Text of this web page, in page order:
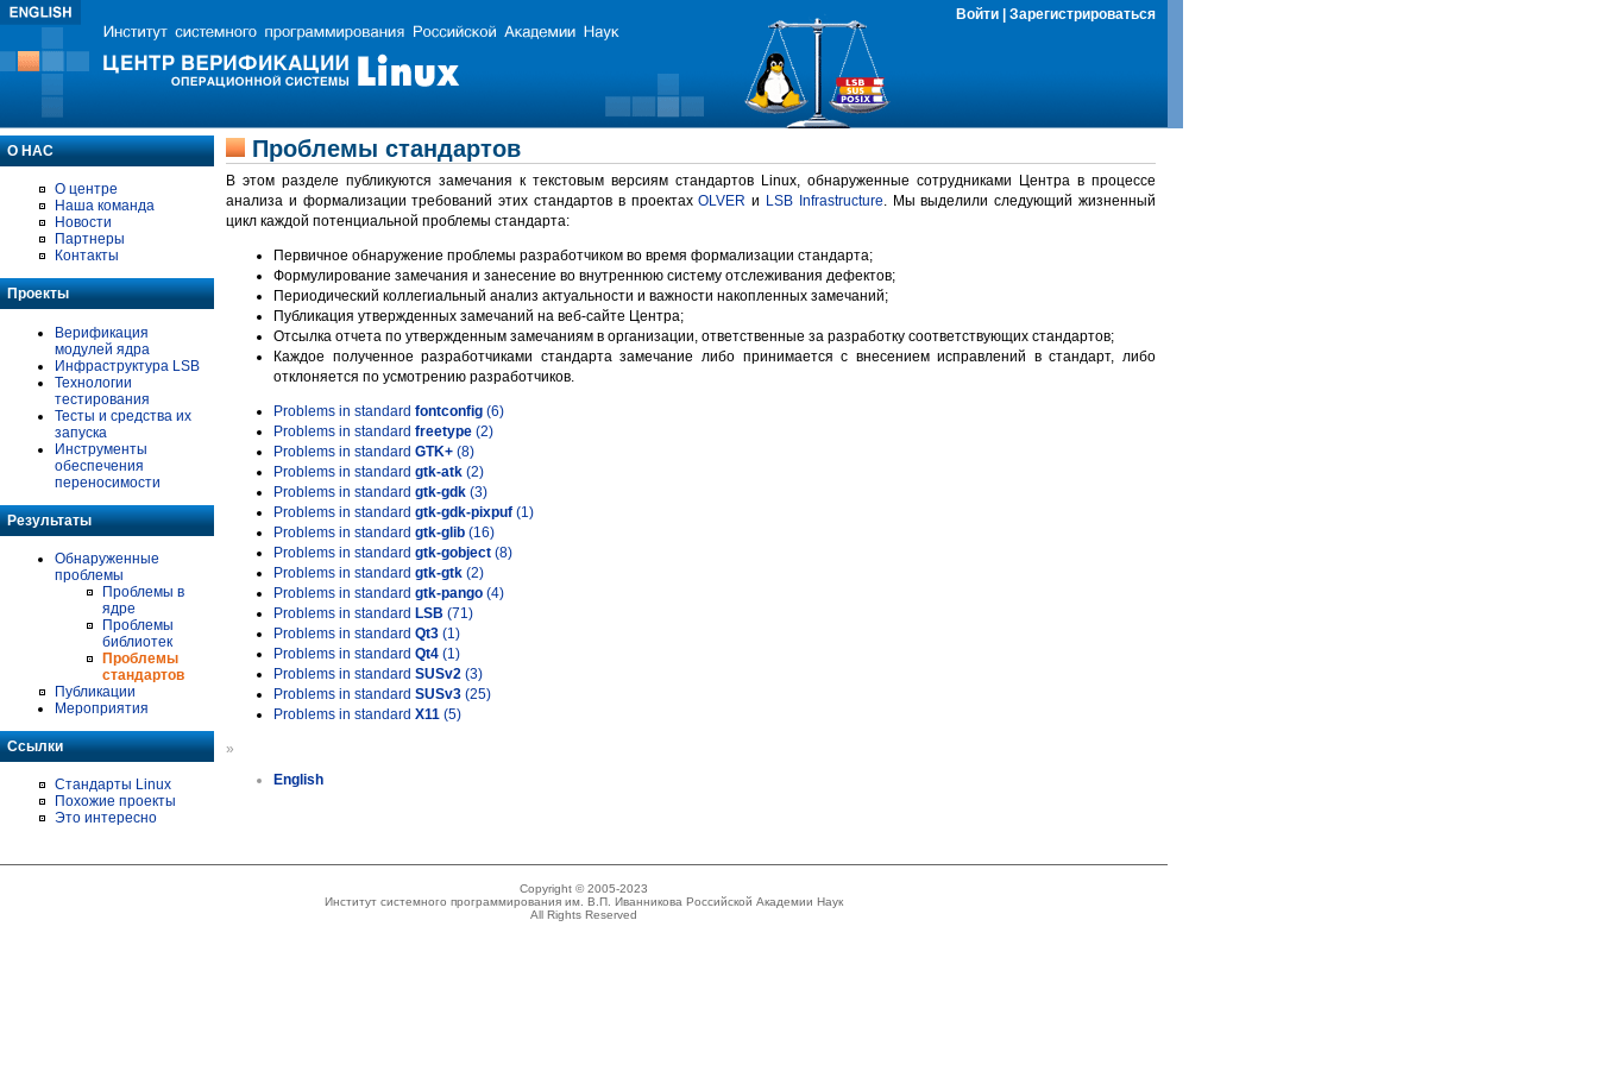
Войти Зарегистрироваться
О НАС
О центре
Наша команда
Новости
Партнеры
Контакты
Проекты
Верификация
модулей ядра
Инфраструктура LSB
Технологии
тестирования
Тесты и средства их
запуска
Инструменты
обеспечения
переносимости
Результаты
Обнаруженные
проблемы
Проблемы в
ядре
Проблемы
библиотек
Проблемы
стандартов
Публикации
Мероприятия
Ссылки
Стандарты Linux
Похожие проекты
Это интересно
Проблемы стандартов
В этом разделе публикуются замечания к текстовым версиям стандартов Linux, обнаруженные сотрудниками Центра в процессе
анализа и формализации требований этих стандартов в проектахOLVER и LSB Infrastructure. Мы выделили следующий жизненный
цикл каждой потенциальной проблемы стандарта:
Первичное обнаружение проблемы разработчиком во время формализации стандарта;
Формулирование замечания и занесение во внутреннюю систему отслеживания дефектов;
Периодический коллегиальный анализ актуальности и важности накопленных замечаний;
Публикация утвержденных замечаний на веб-сайте Центра;
Отсылка отчета по утвержденным замечаниям в организации, ответственные за разработку соответствующих стандартов;
Каждое полученное разработчиками стандарта замечание либо принимается с внесением исправлений в стандарт, либо
отклоняется по усмотрению разработчиков.
Problems in standard fontconfig (6)
Problems in standard freetype (2)
Problems in standard GTK+ (8)
Problems in standard gtk-atk (2)
Problems in standard gtk-gdk (3)
Problems in standard gtk-gdk-pixpuf (1)
Problems in standard gtk-glib (16)
Problems in standard gtk-gobject (8)
Problems in standard gtk-gtk (2)
Problems in standard gtk-pango (4)
Problems in standard LSB (71)
Problems in standard Qt3 (1)
Problems in standard Qt4 (1)
Problems in standard SUSv2 (3)
Problems in standard SUSv3 (25)
Problems in standard X11 (5)
»
English
Copyright © 2005-2023
Институт системного программирования им. В.П. Иванникова Российской Академии Наук
All Rights Reserved